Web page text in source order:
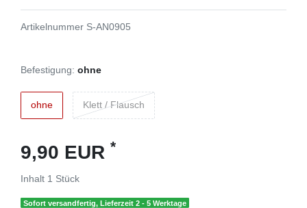
Artikelnummer S-AN0905
Befestigung: ohne
ohne Klett / Flausch
9,90 EUR *
Inhalt 1 Stück
Sofort versandfertig, Lieferzeit 2 - 5 Werktage